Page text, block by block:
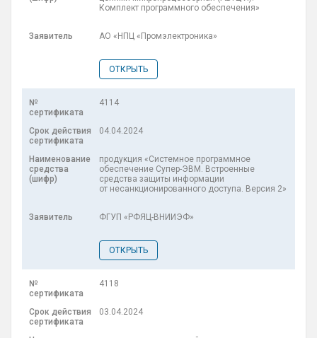
Комплект программного обеспечения»
АО «НПЦ «Промэлектроника»
ОТКРЫТЬ
4114
04.04.2024
продукция «Системное программное
обеспечение Супер-ЭВМ. Встроенные
средства защиты информации
от несанкционированного доступа. Версия 2»
ФГУП «РФЯЦ-ВНИИЭФ»
ОТКРЫТЬ
4118
03.04.2024